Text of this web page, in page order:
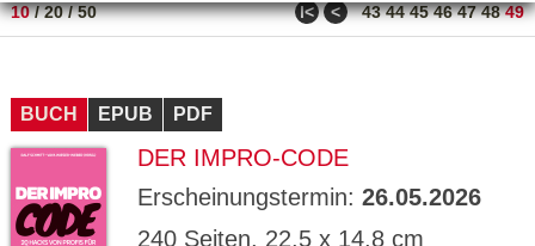
10/20/50 ǀ< < 43 44 45 46 47 48 49
BUCH EPUB PDF
DER IMPRO-CODE
Erscheinungstermin: 26.05.2026
240 Seiten, 22,5 x 14,8 cm
Name Zweck
ESSION
_ID
verlag.
de
Session verwendet
gabal-
Speichert den Zustimmungsstatus des
Domäne.
ge